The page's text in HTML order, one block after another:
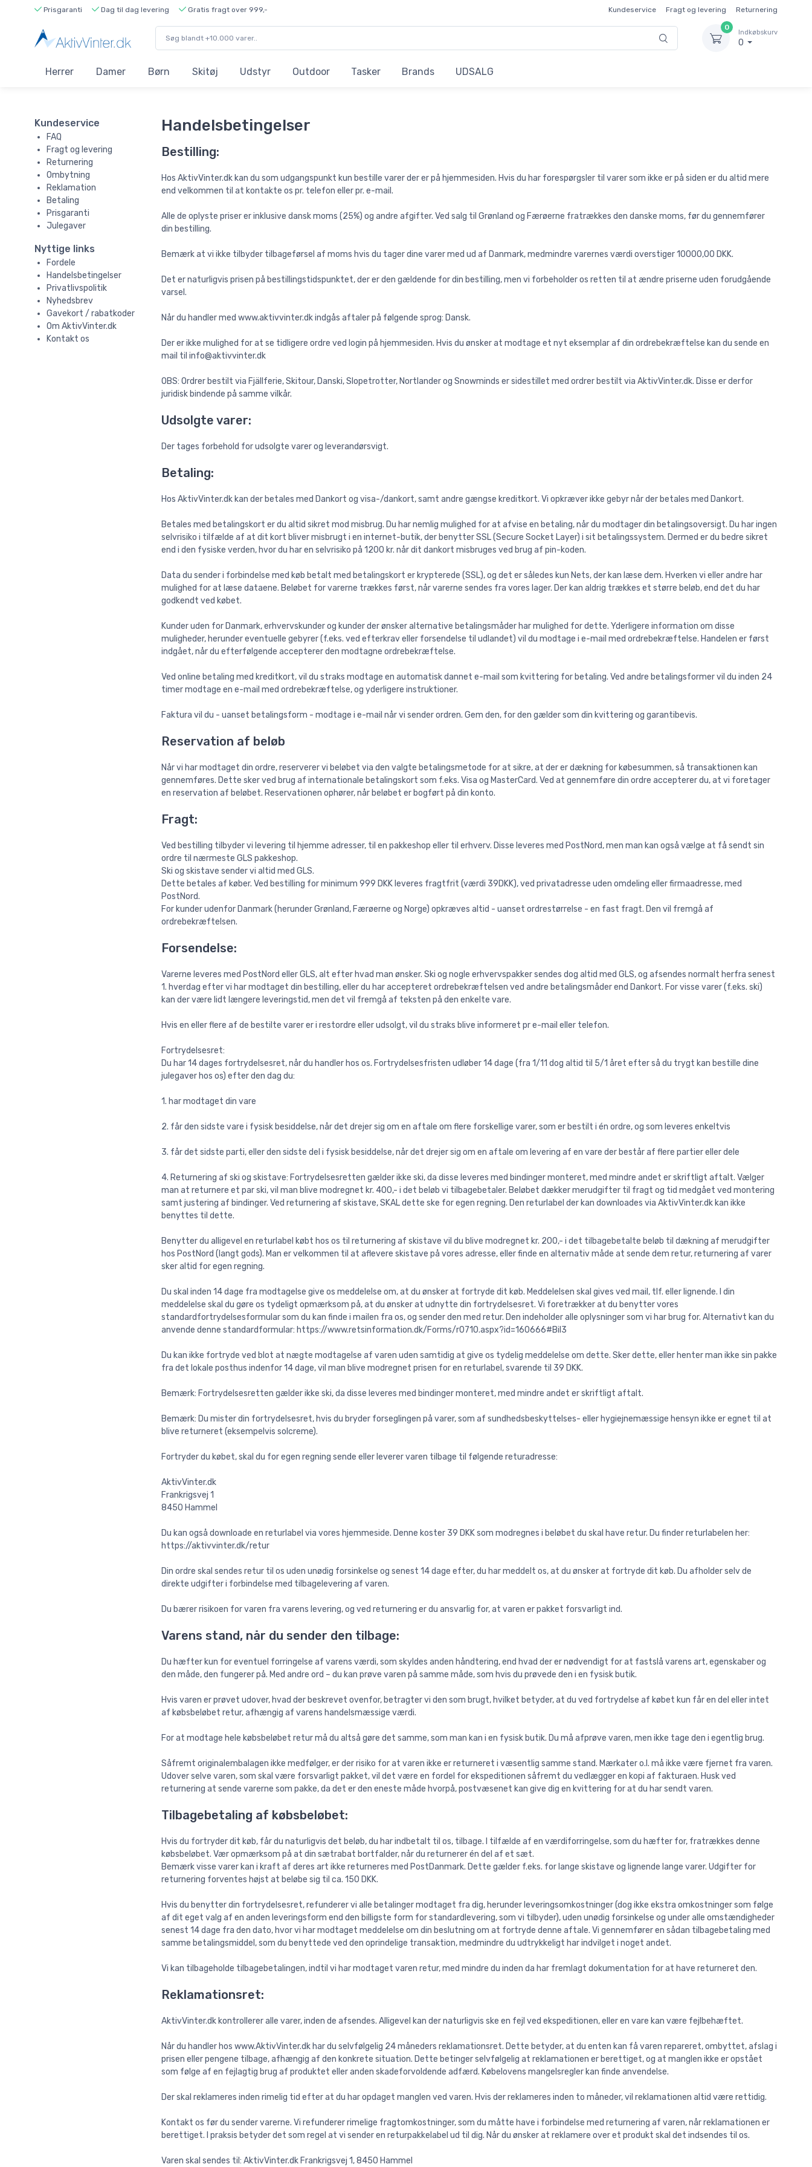
Prisgaranti Dag til dag levering Gratis fragt over 999,- Kundeservice Fragt og levering Returnering
0
Indkøbskurv
0
Herrer Damer Børn Skitøj Udstyr Outdoor Tasker Brands UDSALG
Kundeservice
FAQ
Fragt og levering
Returnering
Ombytning
Reklamation
Betaling
Prisgaranti
Julegaver
Nyttige links
Fordele
Handelsbetingelser
Privatlivspolitik
Nyhedsbrev
Gavekort / rabatkoder
Om AktivVinter.dk
Kontakt os
Handelsbetingelser
Bestilling:
Hos AktivVinter.dk kan du som udgangspunkt kun bestille varer der er på hjemmesiden. Hvis du har forespørgsler til varer som ikke er på siden er du altid mere
end velkommen til at kontakte os pr. telefon eller pr. e-mail.
Alle de oplyste priser er inklusive dansk moms (25%) og andre afgifter. Ved salg til Grønland og Færøerne fratrækkes den danske moms, før du gennemfører
din bestilling.
Bemærk at vi ikke tilbyder tilbageførsel af moms hvis du tager dine varer med ud af Danmark, medmindre varernes værdi overstiger 10000,00 DKK.
Det er naturligvis prisen på bestillingstidspunktet, der er den gældende for din bestilling, men vi forbeholder os retten til at ændre priserne uden forudgående
varsel.
Når du handler med www.aktivvinter.dk indgås aftaler på følgende sprog: Dansk.
Der er ikke mulighed for at se tidligere ordre ved login på hjemmesiden. Hvis du ønsker at modtage et nyt eksemplar af din ordrebekræftelse kan du sende en
mail til info@aktivvinter.dk
OBS: Ordrer bestilt via Fjällferie, Skitour, Danski, Slopetrotter, Nortlander og Snowminds er sidestillet med ordrer bestilt via AktivVinter.dk. Disse er derfor
juridisk bindende på samme vilkår.
Udsolgte varer:
Der tages forbehold for udsolgte varer og leverandørsvigt.
Betaling:
Hos AktivVinter.dk kan der betales med Dankort og visa-/dankort, samt andre gængse kreditkort. Vi opkræver ikke gebyr når der betales med Dankort.
Betales med betalingskort er du altid sikret mod misbrug. Du har nemlig mulighed for at afvise en betaling, når du modtager din betalingsoversigt. Du har ingen
selvrisiko i tilfælde af at dit kort bliver misbrugt i en internet-butik, der benytter SSL (Secure Socket Layer) i sit betalingssystem. Dermed er du bedre sikret
end i den fysiske verden, hvor du har en selvrisiko på 1200 kr. når dit dankort misbruges ved brug af pin-koden.
Data du sender i forbindelse med køb betalt med betalingskort er krypterede (SSL), og det er således kun Nets, der kan læse dem. Hverken vi eller andre har
mulighed for at læse dataene. Beløbet for varerne trækkes først, når varerne sendes fra vores lager. Der kan aldrig trækkes et større beløb, end det du har
godkendt ved købet.
Kunder uden for Danmark, erhvervskunder og kunder der ønsker alternative betalingsmåder har mulighed for dette. Yderligere information om disse
muligheder, herunder eventuelle gebyrer (f.eks. ved efterkrav eller forsendelse til udlandet) vil du modtage i e-mail med ordrebekræftelse. Handelen er først
indgået, når du efterfølgende accepterer den modtagne ordrebekræftelse.
Ved online betaling med kreditkort, vil du straks modtage en automatisk dannet e-mail som kvittering for betaling. Ved andre betalingsformer vil du inden 24
timer modtage en e-mail med ordrebekræftelse, og yderligere instruktioner.
Faktura vil du - uanset betalingsform - modtage i e-mail når vi sender ordren. Gem den, for den gælder som din kvittering og garantibevis.
Reservation af beløb
Når vi har modtaget din ordre, reserverer vi beløbet via den valgte betalingsmetode for at sikre, at der er dækning for købesummen, så transaktionen kan
gennemføres. Dette sker ved brug af internationale betalingskort som f.eks. Visa og MasterCard. Ved at gennemføre din ordre accepterer du, at vi foretager
en reservation af beløbet. Reservationen ophører, når beløbet er bogført på din konto.
Fragt:
Ved bestilling tilbyder vi levering til hjemme adresser, til en pakkeshop eller til erhverv. Disse leveres med PostNord, men man kan også vælge at få sendt sin
ordre til nærmeste GLS pakkeshop.
Ski og skistave sender vi altid med GLS.
Dette betales af køber. Ved bestilling for minimum 999 DKK leveres fragtfrit (værdi 39DKK), ved privatadresse uden omdeling eller firmaadresse, med
PostNord.
For kunder udenfor Danmark (herunder Grønland, Færøerne og Norge) opkræves altid - uanset ordrestørrelse - en fast fragt. Den vil fremgå af
ordrebekræftelsen.
Forsendelse:
Varerne leveres med PostNord eller GLS, alt efter hvad man ønsker. Ski og nogle erhvervspakker sendes dog altid med GLS, og afsendes normalt herfra senest
1. hverdag efter vi har modtaget din bestilling, eller du har accepteret ordrebekræftelsen ved andre betalingsmåder end Dankort. For visse varer (f.eks. ski)
kan der være lidt længere leveringstid, men det vil fremgå af teksten på den enkelte vare.
Hvis en eller flere af de bestilte varer er i restordre eller udsolgt, vil du straks blive informeret pr e-mail eller telefon.
Fortrydelsesret:
Du har 14 dages fortrydelsesret, når du handler hos os. Fortrydelsesfristen udløber 14 dage (fra 1/11 dog altid til 5/1 året efter så du trygt kan bestille dine
julegaver hos os) efter den dag du:
1. har modtaget din vare
2. får den sidste vare i fysisk besiddelse, når det drejer sig om en aftale om flere forskellige varer, som er bestilt i én ordre, og som leveres enkeltvis
3. får det sidste parti, eller den sidste del i fysisk besiddelse, når det drejer sig om en aftale om levering af en vare der består af flere partier eller dele
4. Returnering af ski og skistave: Fortrydelsesretten gælder ikke ski, da disse leveres med bindinger monteret, med mindre andet er skriftligt aftalt. Vælger
man at returnere et par ski, vil man blive modregnet kr. 400,- i det beløb vi tilbagebetaler. Beløbet dækker merudgifter til fragt og tid medgået ved montering
samt justering af bindinger. Ved returnering af skistave, SKAL dette ske for egen regning. Den returlabel der kan downloades via AktivVinter.dk kan ikke
benyttes til dette.
Benytter du alligevel en returlabel købt hos os til returnering af skistave vil du blive modregnet kr. 200,- i det tilbagebetalte beløb til dækning af merudgifter
hos PostNord (langt gods). Man er velkommen til at aflevere skistave på vores adresse, eller finde en alternativ måde at sende dem retur, returnering af varer
sker altid for egen regning.
Du skal inden 14 dage fra modtagelse give os meddelelse om, at du ønsker at fortryde dit køb. Meddelelsen skal gives ved mail, tlf. eller lignende. I din
meddelelse skal du gøre os tydeligt opmærksom på, at du ønsker at udnytte din fortrydelsesret. Vi foretrækker at du benytter vores
standardfortrydelsesformular som du kan finde i mailen fra os, og sender den med retur. Den indeholder alle oplysninger som vi har brug for. Alternativt kan du
anvende denne standardformular: https://www.retsinformation.dk/Forms/r0710.aspx?id=160666#Bil3
Du kan ikke fortryde ved blot at nægte modtagelse af varen uden samtidig at give os tydelig meddelelse om dette. Sker dette, eller henter man ikke sin pakke
fra det lokale posthus indenfor 14 dage, vil man blive modregnet prisen for en returlabel, svarende til 39 DKK.
Bemærk: Fortrydelsesretten gælder ikke ski, da disse leveres med bindinger monteret, med mindre andet er skriftligt aftalt.
Bemærk: Du mister din fortrydelsesret, hvis du bryder forseglingen på varer, som af sundhedsbeskyttelses- eller hygiejnemæssige hensyn ikke er egnet til at
blive returneret (eksempelvis solcreme).
Fortryder du købet, skal du for egen regning sende eller leverer varen tilbage til følgende returadresse:
AktivVinter.dk
Frankrigsvej 1
8450 Hammel
Du kan også downloade en returlabel via vores hjemmeside. Denne koster 39 DKK som modregnes i beløbet du skal have retur. Du finder returlabelen her:
https://aktivvinter.dk/retur
Din ordre skal sendes retur til os uden unødig forsinkelse og senest 14 dage efter, du har meddelt os, at du ønsker at fortryde dit køb. Du afholder selv de
direkte udgifter i forbindelse med tilbagelevering af varen.
Du bærer risikoen for varen fra varens levering, og ved returnering er du ansvarlig for, at varen er pakket forsvarligt ind.
Varens stand, når du sender den tilbage:
Du hæfter kun for eventuel forringelse af varens værdi, som skyldes anden håndtering, end hvad der er nødvendigt for at fastslå varens art, egenskaber og
den måde, den fungerer på. Med andre ord – du kan prøve varen på samme måde, som hvis du prøvede den i en fysisk butik.
Hvis varen er prøvet udover, hvad der beskrevet ovenfor, betragter vi den som brugt, hvilket betyder, at du ved fortrydelse af købet kun får en del eller intet
af købsbeløbet retur, afhængig af varens handelsmæssige værdi.
For at modtage hele købsbeløbet retur må du altså gøre det samme, som man kan i en fysisk butik. Du må afprøve varen, men ikke tage den i egentlig brug.
Såfremt originalembalagen ikke medfølger, er der risiko for at varen ikke er returneret i væsentlig samme stand. Mærkater o.l. må ikke være fjernet fra varen.
Udover selve varen, som skal være forsvarligt pakket, vil det være en fordel for ekspeditionen såfremt du vedlægger en kopi af fakturaen. Husk ved
returnering at sende varerne som pakke, da det er den eneste måde hvorpå, postvæsenet kan give dig en kvittering for at du har sendt varen.
Tilbagebetaling af købsbeløbet:
Hvis du fortryder dit køb, får du naturligvis det beløb, du har indbetalt til os, tilbage. I tilfælde af en værdiforringelse, som du hæfter for, fratrækkes denne
købsbeløbet. Vær opmærksom på at din sætrabat bortfalder, når du returnerer én del af et sæt.
Bemærk visse varer kan i kraft af deres art ikke returneres med PostDanmark. Dette gælder f.eks. for lange skistave og lignende lange varer. Udgifter for
returnering forventes højst at beløbe sig til ca. 150 DKK.
Hvis du benytter din fortrydelsesret, refunderer vi alle betalinger modtaget fra dig, herunder leveringsomkostninger (dog ikke ekstra omkostninger som følge
af dit eget valg af en anden leveringsform end den billigste form for standardlevering, som vi tilbyder), uden unødig forsinkelse og under alle omstændigheder
senest 14 dage fra den dato, hvor vi har modtaget meddelelse om din beslutning om at fortryde denne aftale. Vi gennemfører en sådan tilbagebetaling med
samme betalingsmiddel, som du benyttede ved den oprindelige transaktion, medmindre du udtrykkeligt har indvilget i noget andet.
Vi kan tilbageholde tilbagebetalingen, indtil vi har modtaget varen retur, med mindre du inden da har fremlagt dokumentation for at have returneret den.
Reklamationsret:
AktivVinter.dk kontrollerer alle varer, inden de afsendes. Alligevel kan der naturligvis ske en fejl ved ekspeditionen, eller en vare kan være fejlbehæftet.
Når du handler hos www.AktivVinter.dk har du selvfølgelig 24 måneders reklamationsret. Dette betyder, at du enten kan få varen repareret, ombyttet, afslag i
prisen eller pengene tilbage, afhængig af den konkrete situation. Dette betinger selvfølgelig at reklamationen er berettiget, og at manglen ikke er opstået
som følge af en fejlagtig brug af produktet eller anden skadeforvoldende adfærd. Købelovens mangelsregler kan finde anvendelse.
Der skal reklameres inden rimelig tid efter at du har opdaget manglen ved varen. Hvis der reklameres inden to måneder, vil reklamationen altid være rettidig.
Kontakt os før du sender varerne. Vi refunderer rimelige fragtomkostninger, som du måtte have i forbindelse med returnering af varen, når reklamationen er
berettiget. I praksis betyder det som regel at vi sender en returpakkelabel ud til dig. Når du ønsker at reklamere over et produkt skal det indsendes til os.
Varen skal sendes til: AktivVinter.dk Frankrigsvej 1, 8450 Hammel